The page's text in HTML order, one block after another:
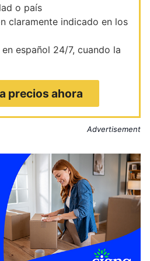
o país
claramente indicado en los
español 24/7, cuando la
precios ahora
Advertisement